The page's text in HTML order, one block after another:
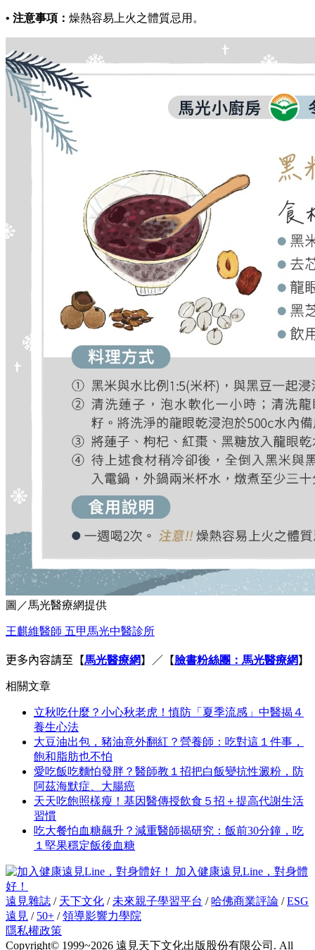
• 注意事項： 燥熱容易上火之體質忌用。
圖／馬光醫療網提供
王麒維醫師 五甲馬光中醫診所
更多內容請至 【馬光醫療網】／【臉書粉絲團：馬光醫療網】
相關文章
立秋吃什麼？小心秋老虎！慎防「夏季流感」中醫揭４
養生心法
大豆油出包，豬油意外翻紅？營養師：吃對這１件事，
飽和脂肪也不怕
愛吃飯吃麵怕發胖？醫師教１招把白飯變抗性澱粉，防
阿茲海默症、大腸癌
天天吃飽照樣瘦！基因醫傳授飲食５招＋提高代謝生活
習慣
吃大餐怕血糖飆升？減重醫師揭研究：飯前30分鐘，吃
１堅果穩定飯後血糖
加入健康遠見Line，對身體
好！
遠見雜誌 / 天下文化 / 未來親子學習平台 / 哈佛商業評論 /ESG
遠見 / 50+ /領導影響力學院
隱私權政策
Copyright© 1999~2026 遠見天下文化出版股份有限公司. All